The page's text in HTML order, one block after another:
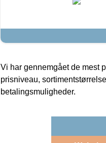
Vi har gennemgået de mest
prisniveau,
betalingsmuligheder.